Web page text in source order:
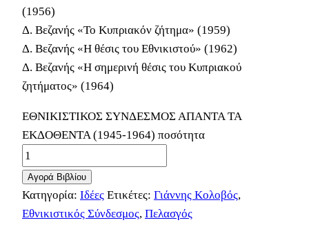
(1956)
Δ. Βεζανής «Το Κυπριακόν ζήτημα» (1959)
Δ. Βεζανής «Η θέσις του Εθνικιστού» (1962)
Δ. Βεζανής «Η σημερινή θέσις του Κυπριακού
ζητήματος» (1964)
ΕΘΝΙΚΙΣΤΙΚΟΣ ΣΥΝΔΕΣΜΟΣ ΑΠΑΝΤΑ ΤΑ
ΕΚΔΟΘΕΝΤΑ (1945-1964) ποσότητα
Αγορά Βιβλίου
Κατηγορία: Ιδέες Ετικέτες: Γιάννης Κολοβός,
Εθνικιστικός Σύνδεσμος, Πελασγός